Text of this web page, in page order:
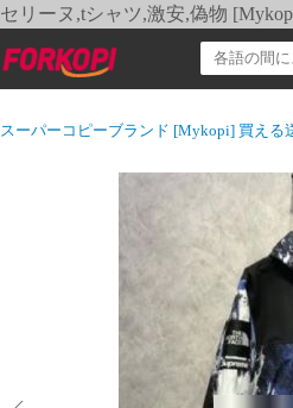
セリーヌ,tシャツ,激安,偽物
スーパーコピーブランド [Mykopi] 買える